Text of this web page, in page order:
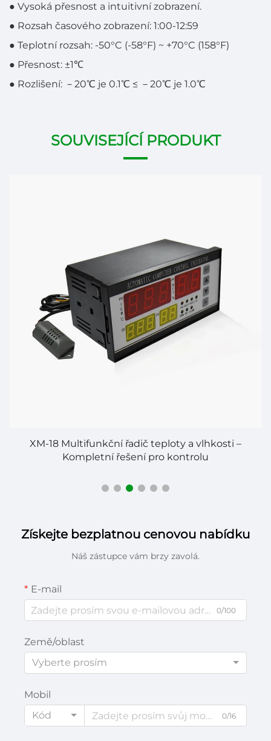
● Vysoká přesnost a intuitivní zobrazení.
● Rozsah časového zobrazení: 1:00-12:59
● Teplotní rozsah: -50°C (-58°F) ~ +70°C (158°F)
● Přesnost: ±1℃
● Rozlišení: － 20℃ je 0.1℃ ≤ － 20℃ je 1.0℃
SOUVISEJÍCÍ PRODUKT
XM-18 Multifunkční řadič teploty a vlhkosti –
Kompletní řešení pro kontrolu
Získejte bezplatnou cenovou nabídku
Náš zástupce vám brzy zavolá.
E-mail
0/100
Země/oblast
Vyberte prosím
Mobil
Kód
0/16